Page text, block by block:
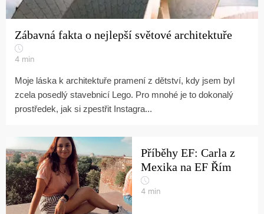
Zábavná fakta o nejlepší světové architektuře
4 min
Moje láska k architektuře pramení z dětství, kdy jsem byl
zcela posedlý stavebnicí Lego. Pro mnohé je to dokonalý
prostředek, jak si zpestřit Instagra...
Příběhy EF: Carla z
Mexika na EF Řím
4 min